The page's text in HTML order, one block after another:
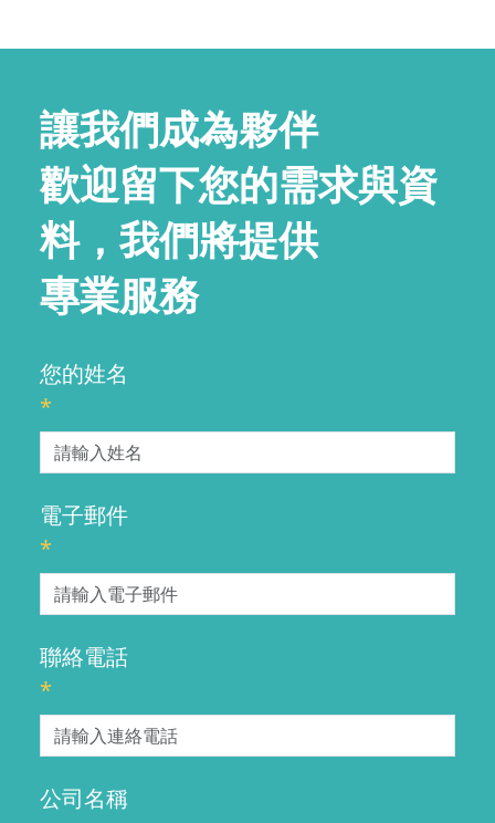
讓我們成為夥伴
歡迎留下您的需求與資
料，我們將提供
專業服務
您的姓名
*
電子郵件
*
聯絡電話
*
公司名稱